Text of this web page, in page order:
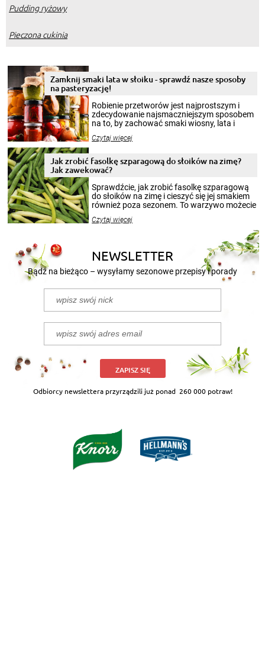
Pudding ryżowy
Pieczona cukinia
Zamknij smaki lata w słoiku - sprawdź nasze sposoby
na pasteryzację!
Robienie przetworów jest najprostszym i
zdecydowanie najsmaczniejszym sposobem
na to, by zachować smaki wiosny, lata i
krajobrazów, by cieszyć nimi oko w sezonie
pełni poczuć atmosferę cieplejszych
miesięcy. Przygotowanie słoików ze
patenty, które pozwolą zachować świeżość
przetworów.
Czytaj więcej
Jak zrobić fasolkę szparagową do słoików na zimę?
Jak zawekować?
Sprawdźcie, jak zrobić fasolkę szparagową
do słoików na zimę i cieszyć się jej smakiem
również poza sezonem. To warzywo możecie
nasze propozycje!
Czytaj więcej
NEWSLETTER
Bądź na bieżąco – wysyłamy sezonowe przepisy i porady
ZAPISZ SIĘ
Odbiorcy newslettera przyrządzili już ponad 260 000 potraw!